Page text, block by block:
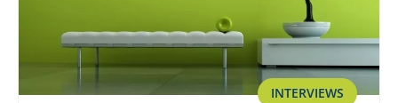
INTERVIEWS